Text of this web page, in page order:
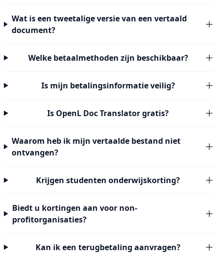
Wat is een tweetalige versie van een vertaald
document?
Welke betaalmethoden zijn beschikbaar?
Is mijn betalingsinformatie veilig?
Is OpenL Doc Translator gratis?
Waarom heb ik mijn vertaalde bestand niet
ontvangen?
Krijgen studenten onderwijskorting?
Biedt u kortingen aan voor non-
profitorganisaties?
Kan ik een terugbetaling aanvragen?